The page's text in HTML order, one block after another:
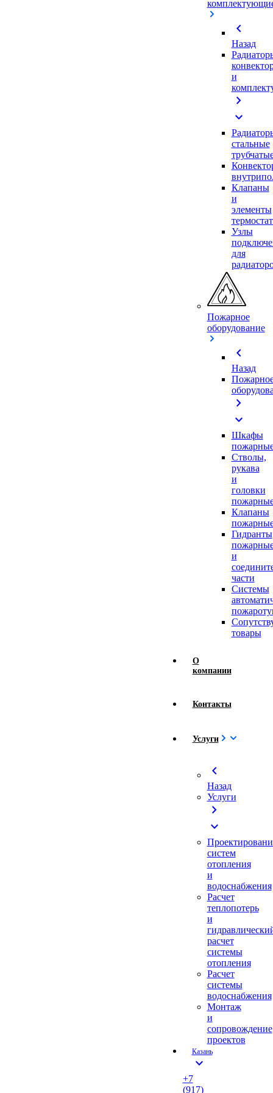
chevron_left
Назад
и
chevron_right
expand_more
стальные
Клапаны
и
элементы
Узлы
для
Пожарное
оборудование
chevron_left
Назад
chevron_right
expand_more
Шкафы
Стволы,
рукава
и
головки
Клапаны
Гидранты
и
части
Системы
товары
О
компании
Контакты
Услуги
chevron_left
Назад
Услуги
chevron_right
expand_more
систем
отопления
и
водоснабжения
Расчет
теплопотерь
и
расчет
системы
отопления
Расчет
системы
водоснабжения
Монтаж
и
сопровождение
проектов
Казань
expand_more
+7
(917)